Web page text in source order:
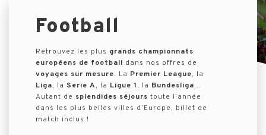
Football
Retrouvez les plus grands championnats
européens de football dans nos offres de
voyages sur mesure. La Premier League, la
Liga, la Serie A, la Ligue 1, la Bundesliga…
Autant de splendides séjours toute l’année
dans les plus belles villes d’Europe, billet de
match inclus !